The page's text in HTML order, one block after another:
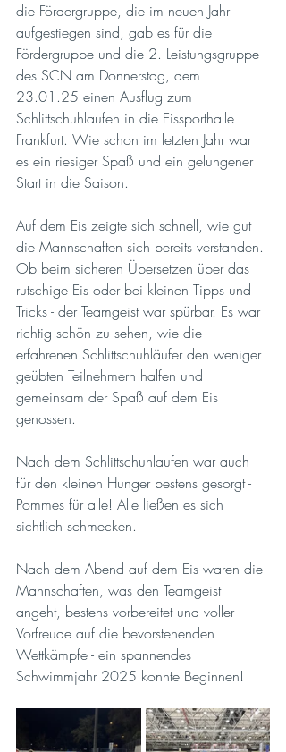
die Fördergruppe, die im neuen Jahr
aufgestiegen sind, gab es für die
Fördergruppe und die 2. Leistungsgruppe
des SCN am Donnerstag, dem
23.01.25 einen Ausflug zum
Schlittschuhlaufen in die Eissporthalle
Frankfurt. Wie schon im letzten Jahr war
es ein riesiger Spaß und ein gelungener
Start in die Saison.
Auf dem Eis zeigte sich schnell, wie gut
die Mannschaften sich bereits verstanden.
Ob beim sicheren Übersetzen über das
rutschige Eis oder bei kleinen Tipps und
Tricks - der Teamgeist war spürbar. Es war
richtig schön zu sehen, wie die
erfahrenen Schlittschuhläufer den weniger
geübten Teilnehmern halfen und
gemeinsam der Spaß auf dem Eis
genossen.
Nach dem Schlittschuhlaufen war auch
für den kleinen Hunger bestens gesorgt -
Pommes für alle! Alle ließen es sich
sichtlich schmecken.
Nach dem Abend auf dem Eis waren die
Mannschaften, was den Teamgeist
angeht, bestens vorbereitet und voller
Vorfreude auf die bevorstehenden
Wettkämpfe - ein spannendes
Schwimmjahr 2025 konnte Beginnen!